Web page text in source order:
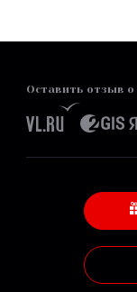
Оставить отзыв о